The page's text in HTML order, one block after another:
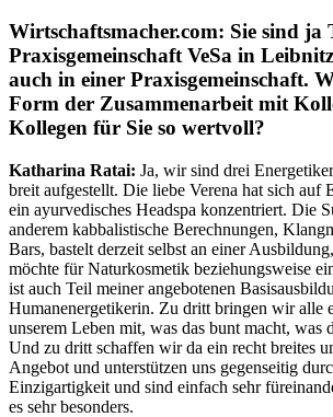
Wirtschaftsmacher.com: Sie sind ja
Praxisgemeinschaft VeSa in
auch in einer Praxisgemeinschaft.
Form der Zusammenarbeit mit
Kollegen für Sie so wertvoll?
Katharina Ratai: Ja, wir sind drei
breit aufgestellt. Die liebe Verena hat sich auf
ein ayurvedisches Headspa konzentriert. Die
anderem kabbalistische Berechnungen,
Bars, bastelt derzeit selbst an einer
möchte für Naturkosmetik beziehungsweise
ist auch Teil meiner angebotenen
Humanenergetikerin. Zu dritt bringen wir alle
unserem Leben mit, was das bunt macht, was
Und zu dritt schaffen wir da ein recht breites
Angebot und unterstützen uns gegenseitig
Einzigartigkeit und sind einfach sehr
es sehr besonders.